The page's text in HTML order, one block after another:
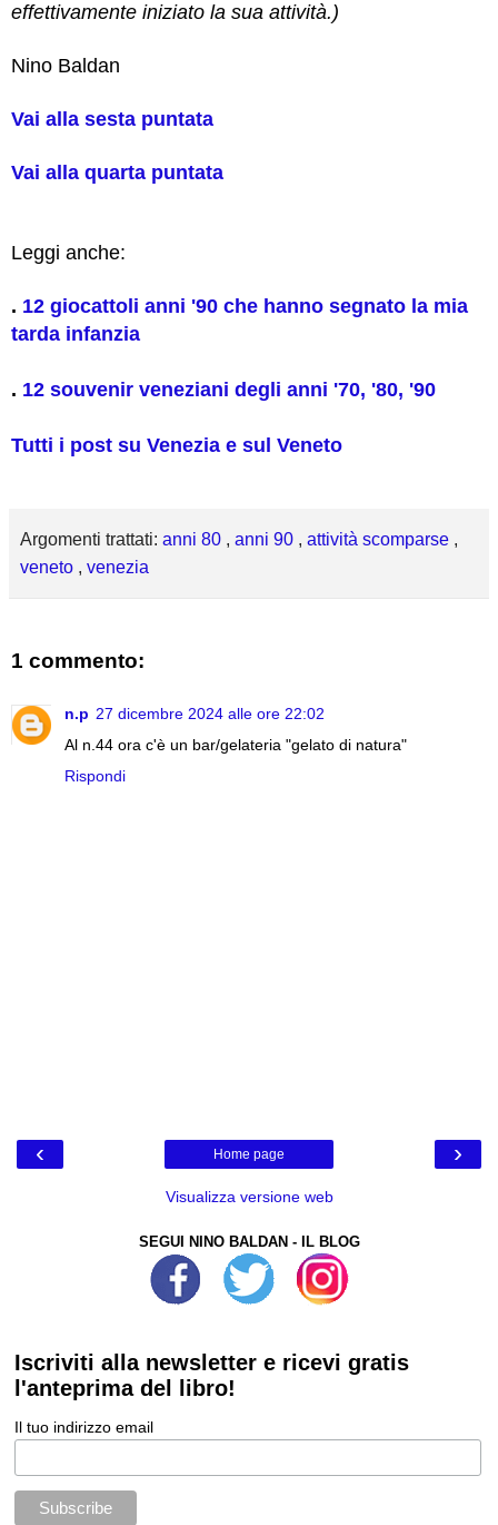
effettivamente iniziato la sua attività.)
Nino Baldan
Vai alla sesta puntata
Vai alla quarta puntata
Leggi anche:
. 12 giocattoli anni '90 che hanno segnato la mia
tarda infanzia
. 12 souvenir veneziani degli anni '70, '80, '90
Tutti i post su Venezia e sul Veneto
Argomenti trattati: anni 80 , anni 90 , attività scomparse ,
veneto , venezia
1 commento:
n.p 27 dicembre 2024 alle ore 22:02
Al n.44 ora c'è un bar/gelateria "gelato di natura"
Rispondi
‹ ›
Home page
Visualizza versione web
SEGUI NINO BALDAN - IL BLOG
Iscriviti alla newsletter e ricevi gratis
l'anteprima del libro!
Il tuo indirizzo email